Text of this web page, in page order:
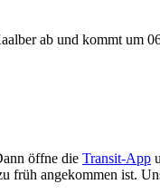
ab und kommt um
öffne die Transit-App
früh angekommen ist.